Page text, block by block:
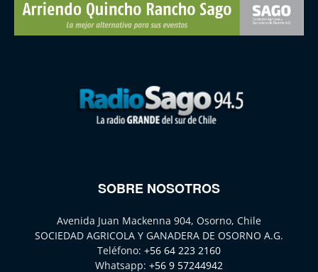
SOBRE NOSOTROS
Avenida Juan Mackenna 904, Osorno, Chile
SOCIEDAD AGRICOLA Y GANADERA DE OSORNO A.G.
Teléfono: +56 64 223 2160
Whatsapp: +56 9 57244942